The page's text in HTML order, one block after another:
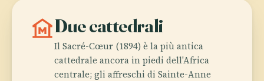
museumDue cattedrali
Il Sacré-Cœur (1894) è la più antica
cattedrale ancora in piedi dell'Africa
centrale; gli affreschi di Sainte-Anne